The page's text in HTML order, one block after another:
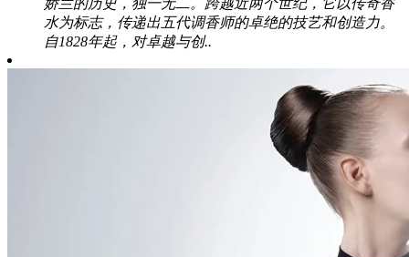
水为标志，传递出五代调香师的卓绝的技艺和创造力。
自1828年起，对卓越与创..